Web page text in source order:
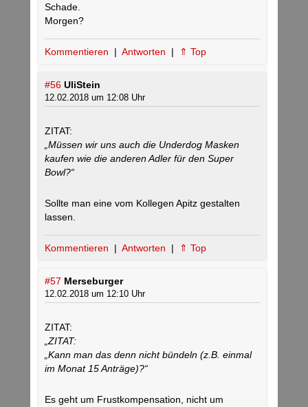
Schade.
Morgen?
Kommentieren | Antworten | ⇑ Top
#56 UliStein
12.02.2018 um 12:08 Uhr
ZITAT:
„Müssen wir uns auch die Underdog Masken
kaufen wie die anderen Adler für den Super
Bowl?“
Sollte man eine vom Kollegen Apitz gestalten
lassen.
Kommentieren | Antworten | ⇑ Top
#57 Merseburger
12.02.2018 um 12:10 Uhr
ZITAT:
„ZITAT:
„Kann man das denn nicht bündeln (z.B. einmal
im Monat 15 Anträge)?“
Es geht um Frustkompensation, nicht um